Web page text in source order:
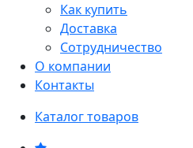
Как купить
Доставка
Сотрудничество
О компании
Контакты
Каталог товаров